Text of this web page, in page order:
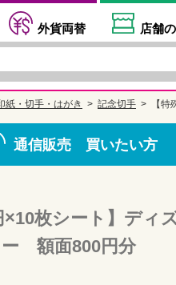
外貨両替 店舗
紙・切手・はがき 記念切手 【
通信販売 買いたい方
×10枚シート】ディ
ー 額面800円分